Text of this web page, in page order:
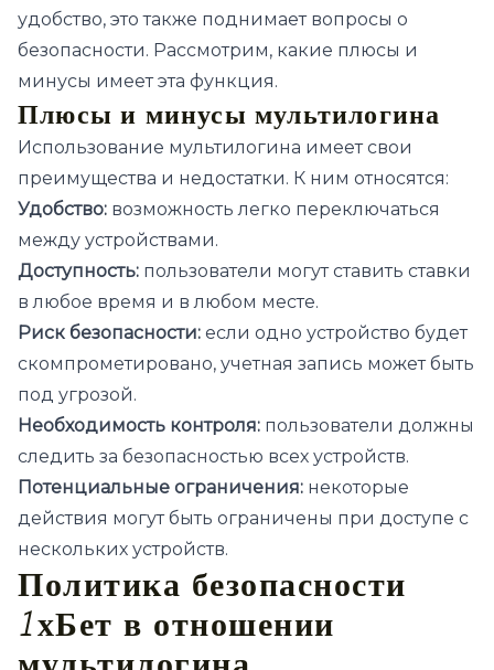
удобство, это также поднимает вопросы о
безопасности. Рассмотрим, какие плюсы и
минусы имеет эта функция.
Плюсы и минусы мультилогина
Использование мультилогина имеет свои
преимущества и недостатки. К ним относятся:
Удобство: возможность легко переключаться
между устройствами.
Доступность: пользователи могут ставить ставки
в любое время и в любом месте.
Риск безопасности: если одно устройство будет
скомпрометировано, учетная запись может быть
под угрозой.
Необходимость контроля: пользователи должны
следить за безопасностью всех устройств.
Потенциальные ограничения: некоторые
действия могут быть ограничены при доступе с
нескольких устройств.
Политика безопасности
1хБет в отношении